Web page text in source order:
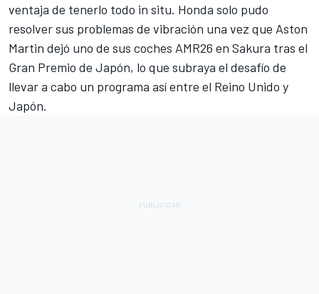
ventaja de tenerlo todo in situ. Honda solo pudo
resolver sus problemas de vibración una vez que Aston
Martin dejó uno de sus coches AMR26 en Sakura tras el
Gran Premio de Japón, lo que subraya el desafío de
llevar a cabo un programa así entre el Reino Unido y
Japón.